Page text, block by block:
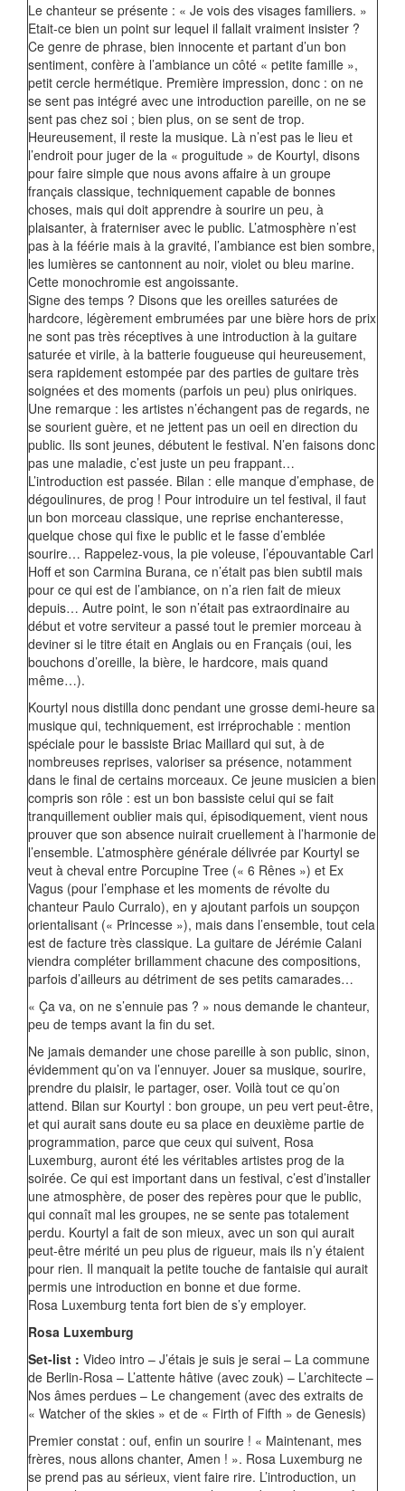
Le chanteur se présente : « Je vois des visages familiers. »
Etait-ce bien un point sur lequel il fallait vraiment insister ?
Ce genre de phrase, bien innocente et partant d’un bon
sentiment, confère à l’ambiance un côté « petite famille »,
petit cercle hermétique. Première impression, donc : on ne
se sent pas intégré avec une introduction pareille, on ne se
sent pas chez soi ; bien plus, on se sent de trop.
Heureusement, il reste la musique. Là n’est pas le lieu et
l’endroit pour juger de la « proguitude » de Kourtyl, disons
pour faire simple que nous avons affaire à un groupe
français classique, techniquement capable de bonnes
choses, mais qui doit apprendre à sourire un peu, à
plaisanter, à fraterniser avec le public. L’atmosphère n’est
pas à la féérie mais à la gravité, l’ambiance est bien sombre,
les lumières se cantonnent au noir, violet ou bleu marine.
Cette monochromie est angoissante.
Signe des temps ? Disons que les oreilles saturées de
hardcore, légèrement embrumées par une bière hors de prix
ne sont pas très réceptives à une introduction à la guitare
saturée et virile, à la batterie fougueuse qui heureusement,
sera rapidement estompée par des parties de guitare très
soignées et des moments (parfois un peu) plus oniriques.
Une remarque : les artistes n’échangent pas de regards, ne
se sourient guère, et ne jettent pas un oeil en direction du
public. Ils sont jeunes, débutent le festival. N’en faisons donc
pas une maladie, c’est juste un peu frappant…
L’introduction est passée. Bilan : elle manque d’emphase, de
dégoulinures, de prog ! Pour introduire un tel festival, il faut
un bon morceau classique, une reprise enchanteresse,
quelque chose qui fixe le public et le fasse d’emblée
sourire… Rappelez-vous, la pie voleuse, l’épouvantable Carl
Hoff et son Carmina Burana, ce n’était pas bien subtil mais
pour ce qui est de l’ambiance, on n’a rien fait de mieux
depuis… Autre point, le son n’était pas extraordinaire au
début et votre serviteur a passé tout le premier morceau à
deviner si le titre était en Anglais ou en Français (oui, les
bouchons d’oreille, la bière, le hardcore, mais quand
même…).
Kourtyl nous distilla donc pendant une grosse demi-heure sa
musique qui, techniquement, est irréprochable : mention
spéciale pour le bassiste Briac Maillard qui sut, à de
nombreuses reprises, valoriser sa présence, notamment
dans le final de certains morceaux. Ce jeune musicien a bien
compris son rôle : est un bon bassiste celui qui se fait
tranquillement oublier mais qui, épisodiquement, vient nous
prouver que son absence nuirait cruellement à l’harmonie de
l’ensemble. L’atmosphère générale délivrée par Kourtyl se
veut à cheval entre Porcupine Tree (« 6 Rênes ») et Ex
Vagus (pour l’emphase et les moments de révolte du
chanteur Paulo Curralo), en y ajoutant parfois un soupçon
orientalisant (« Princesse »), mais dans l’ensemble, tout cela
est de facture très classique. La guitare de Jérémie Calani
viendra compléter brillamment chacune des compositions,
parfois d’ailleurs au détriment de ses petits camarades…
« Ça va, on ne s’ennuie pas ? » nous demande le chanteur,
peu de temps avant la fin du set.
Ne jamais demander une chose pareille à son public, sinon,
évidemment qu’on va l’ennuyer. Jouer sa musique, sourire,
prendre du plaisir, le partager, oser. Voilà tout ce qu’on
attend. Bilan sur Kourtyl : bon groupe, un peu vert peut-être,
et qui aurait sans doute eu sa place en deuxième partie de
programmation, parce que ceux qui suivent, Rosa
Luxemburg, auront été les véritables artistes prog de la
soirée. Ce qui est important dans un festival, c’est d’installer
une atmosphère, de poser des repères pour que le public,
qui connaît mal les groupes, ne se sente pas totalement
perdu. Kourtyl a fait de son mieux, avec un son qui aurait
peut-être mérité un peu plus de rigueur, mais ils n’y étaient
pour rien. Il manquait la petite touche de fantaisie qui aurait
permis une introduction en bonne et due forme.
Rosa Luxemburg tenta fort bien de s’y employer.
Rosa Luxemburg
Set-list : Video intro – J’étais je suis je serai – La commune
de Berlin-Rosa – L’attente hâtive (avec zouk) – L’architecte –
Nos âmes perdues – Le changement (avec des extraits de
« Watcher of the skies » et de « Firth of Fifth » de Genesis)
Premier constat : ouf, enfin un sourire ! « Maintenant, mes
frères, nous allons chanter, Amen ! ». Rosa Luxemburg ne
se prend pas au sérieux, vient faire rire. L’introduction, un